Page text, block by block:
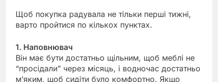
Щоб покупка радувала не тільки перші тижні,
варто пройтися по кількох пунктах.
1. Наповнювач
Він має бути достатньо щільним, щоб меблі не
“просідали” через місяць, і водночас достатньо
м’яким, щоб сидіти було комфортно. Якщо